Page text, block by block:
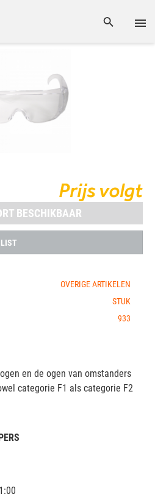
Prijs volgt
BESCHIKBAAR
OVERIGE ARTIKELEN
STUK
933
en de ogen van omstanders
categorie F1 als categorie F2